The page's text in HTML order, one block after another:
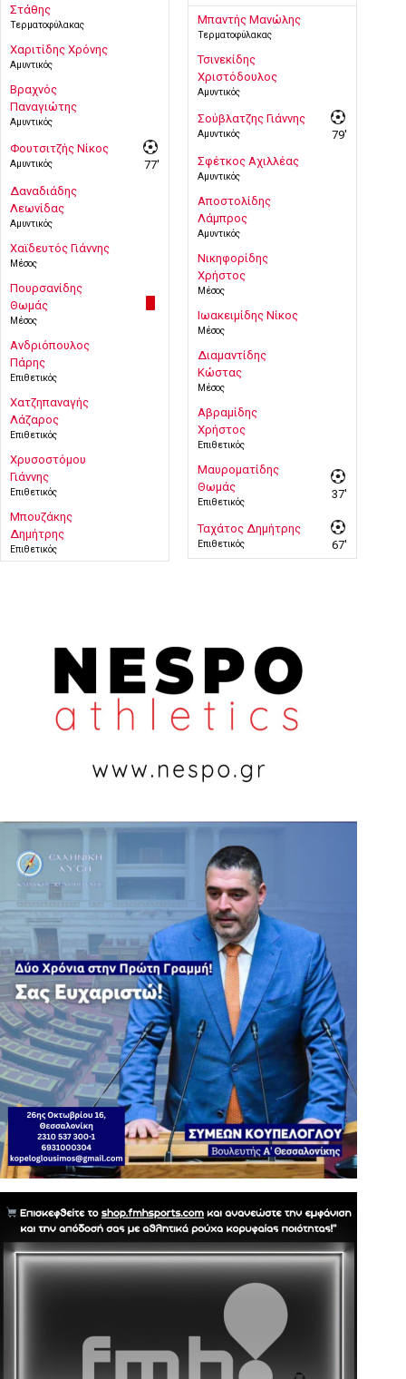
Στάθης
Τερματοφύλακας
Χαριτίδης Χρόνης
Αμυντικός
Βραχνός
Παναγιώτης
Αμυντικός
Φουτσιτζής Νίκος
Αμυντικός
77'
Δαναδιάδης
Λεωνίδας
Αμυντικός
Χαϊδευτός Γιάννης
Μέσος
Πουρσανίδης
Θωμάς
Μέσος
Ανδριόπουλος
Πάρης
Επιθετικός
Χατζηπαναγής
Λάζαρος
Επιθετικός
Χρυσοστόμου
Γιάννης
Επιθετικός
Μπουζάκης
Δημήτρης
Επιθετικός
Μπαντής Μανώλης
Τερματοφύλακας
Τσινεκίδης
Χριστόδουλος
Αμυντικός
Σούβλατζης Γιάννης
Αμυντικός
79'
Σφέτκος Αχιλλέας
Αμυντικός
Αποστολίδης
Λάμπρος
Αμυντικός
Νικηφορίδης
Χρήστος
Μέσος
Ιωακειμίδης Νίκος
Μέσος
Διαμαντίδης
Κώστας
Μέσος
Αβραμίδης
Χρήστος
Επιθετικός
Μαυροματίδης
Θωμάς
Επιθετικός
37'
Ταχάτος Δημήτρης
Επιθετικός 67'